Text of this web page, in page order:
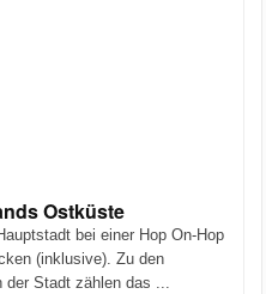
Ostküste
bei einer Hop On-Hop
(inklusive). Zu den
der Stadt zählen das ...